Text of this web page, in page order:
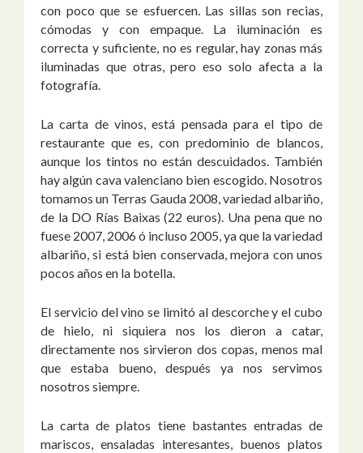
con poco que se esfuercen. Las sillas son recias,
cómodas y con empaque. La iluminación es
correcta y suficiente, no es regular, hay zonas más
iluminadas que otras, pero eso solo afecta a la
fotografía.
La carta de vinos, está pensada para el tipo de
restaurante que es, con predominio de blancos,
aunque los tintos no están descuidados. También
hay algún cava valenciano bien escogido. Nosotros
tomamos un Terras Gauda 2008, variedad albariño,
de la DO Rías Baixas (22 euros). Una pena que no
fuese 2007, 2006 ó incluso 2005, ya que la variedad
albariño, si está bien conservada, mejora con unos
pocos años en la botella.
El servicio del vino se limitó al descorche y el cubo
de hielo, ni siquiera nos los dieron a catar,
directamente nos sirvieron dos copas, menos mal
que estaba bueno, después ya nos servimos
nosotros siempre.
La carta de platos tiene bastantes entradas de
mariscos, ensaladas interesantes, buenos platos